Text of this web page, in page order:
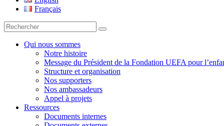
Français
Recherche
pour
Qui nous sommes
Notre histoire
Message du Président de la Fondation UEFA pour
Structure et organisation
Nos supporters
Nos ambassadeurs
Appel à projets
Ressources
Documents internes